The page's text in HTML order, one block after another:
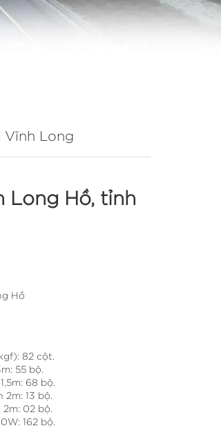
Vĩnh Long
Long Hồ, tỉnh
Hồ
82 cột.
55 bộ.
68 bộ.
13 bộ.
02 bộ.
162 bộ.